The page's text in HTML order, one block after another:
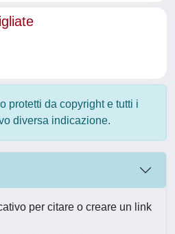
protetti da copyright e tutti i
diversa indicazione.
per citare o creare un link